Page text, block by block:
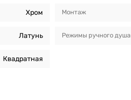
Хром
Латунь
Квадратная
Монтаж
Режимы ручного душа